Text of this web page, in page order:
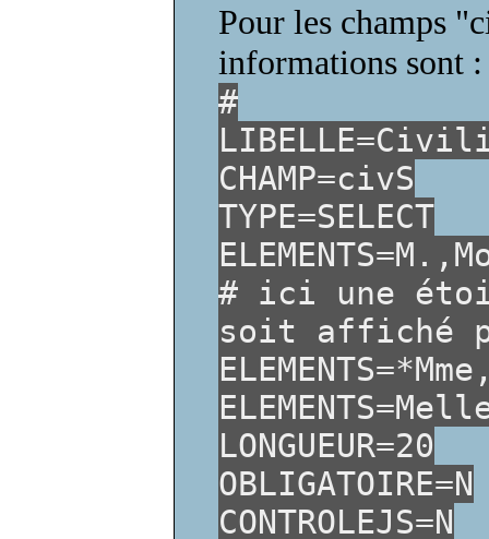
Pour les champs
informations sont :
#
CHAMP=civS
TYPE=SELECT
# ici une
soit affiché
LONGUEUR=20
OBLIGATOIRE=N
CONTROLEJS=N